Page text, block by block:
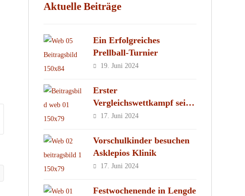
Aktuelle Beiträge
Ein Erfolgreiches
Prellball-Turnier
19. Juni 2024
Erster
Vergleichswettkampf seit
201917. Juni 2024
Vorschulkinder besuchen
Asklepios Klinik
17. Juni 2024
Festwochenende in Lengde